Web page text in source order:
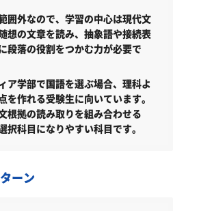
囲外なので、学習の中心は現代文
想の文章を読み、抽象語や接続表
段落の役割をつかむ力が必要で
ア学部で国語を選ぶ場合、理科よ
を作れる受験生に向いています。
根拠の読み取りを組み合わせる
択科目になりやすい科目です。
ーン